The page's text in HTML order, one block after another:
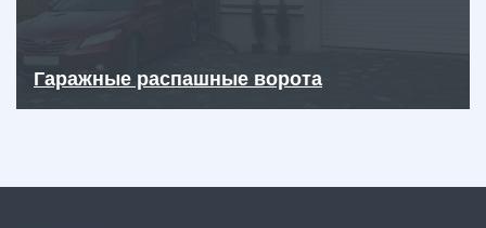
Гаражные распашные ворота